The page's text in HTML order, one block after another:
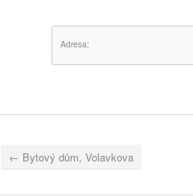
Adresa:
← Bytový dům, Volavkova